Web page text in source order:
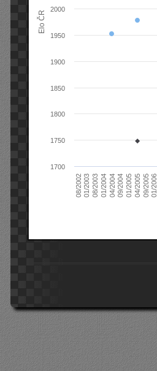
Elo ČR
08/200201/200308/200301/200404/200409/200401/200504/200509/200501/2006
1700
1750
1800
1850
1900
1950
2000